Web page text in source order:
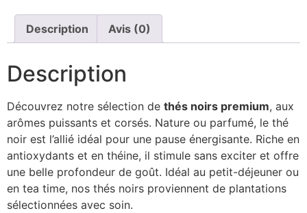
Description Avis (0)
Description
Découvrez notre sélection de thés noirs premium, aux
arômes puissants et corsés. Nature ou parfumé, le thé
noir est l’allié idéal pour une pause énergisante. Riche en
antioxydants et en théine, il stimule sans exciter et offre
une belle profondeur de goût. Idéal au petit-déjeuner ou
en tea time, nos thés noirs proviennent de plantations
sélectionnées avec soin.